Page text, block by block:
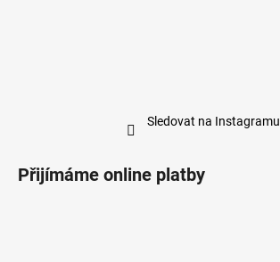
Sledovat na Instagramu
Přijímáme online platby